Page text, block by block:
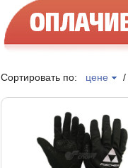
Сортировать по: цене